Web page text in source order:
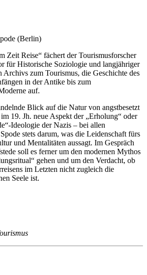
(Berlin)
Zeit Reise“ fächert der Tourismusforscher
für Historische Soziologie und langjähriger
Archivs zum Tourismus, die Geschichte des
in der Antike bis zum
auf.
Blick auf die Natur von angstbesetzt
19. Jh. neue Aspekt der „Erholung“ oder
Ideologie der Nazis – bei allen
stets darum, was die Leidenschaft fürs
und Mentalitäten aussagt. Im Gespräch
soll es ferner um den modernen Mythos
gehen und um den Verdacht, ob
im Letzten nicht zugleich die
Seele ist.